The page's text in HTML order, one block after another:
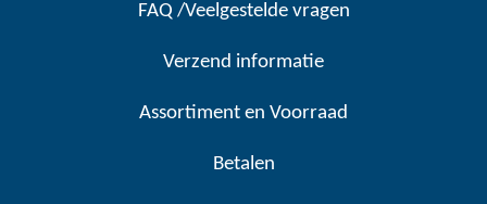
FAQ /Veelgestelde vragen
Verzend informatie
Assortiment en Voorraad
Betalen